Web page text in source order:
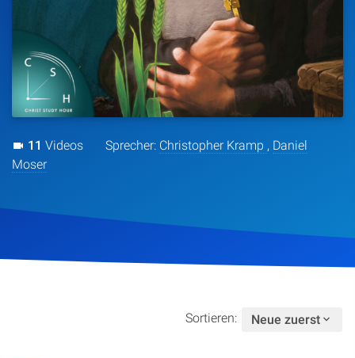
11 Videos Sprecher: Christopher Kramp , Daniel
Moser
Sortieren: Neue zuerst
Artikel
Podcasts
Studienzentrum
Über Uns